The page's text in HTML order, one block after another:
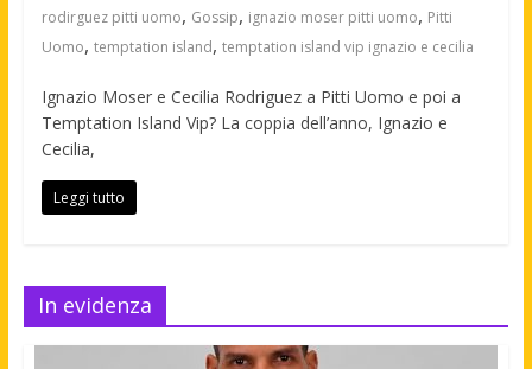
rodirguez pitti uomo, Gossip, ignazio moser pitti uomo, Pitti
Uomo, temptation island, temptation island vip ignazio e cecilia
Ignazio Moser e Cecilia Rodriguez a Pitti Uomo e poi a
Temptation Island Vip? La coppia dell’anno, Ignazio e
Cecilia,
Leggi tutto
In evidenza